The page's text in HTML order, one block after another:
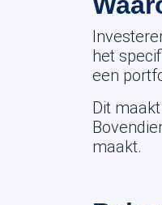
het
een
Dit
maakt.